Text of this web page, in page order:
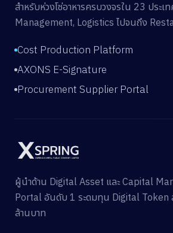
สำหรับห่วงโซ่อาหารครบวงจรใน 23 ประเ
Management, Logistics ไปจนถึง
Cost Production Platform
AXONS E-Signature
Procurement Supplier Portal
ผู้นำด้าน Digital Asset และ Capital
Portal อันดับ 1 ระดมทุน Digital Token
ล้านบาท